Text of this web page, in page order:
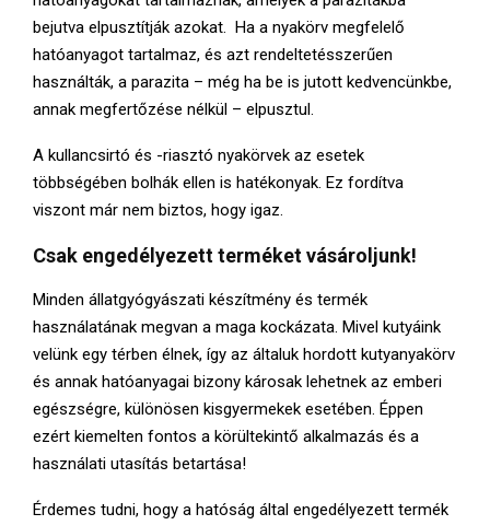
bejutva elpusztítják azokat. Ha a nyakörv megfelelő
hatóanyagot tartalmaz, és azt rendeltetésszerűen
használták, a parazita – még ha be is jutott kedvencünkbe,
annak megfertőzése nélkül – elpusztul.
A kullancsirtó és -riasztó nyakörvek az esetek
többségében bolhák ellen is hatékonyak. Ez fordítva
viszont már nem biztos, hogy igaz.
Csak engedélyezett terméket vásároljunk!
Minden állatgyógyászati készítmény és termék
használatának megvan a maga kockázata. Mivel kutyáink
velünk egy térben élnek, így az általuk hordott kutyanyakörv
és annak hatóanyagai bizony károsak lehetnek az emberi
egészségre, különösen kisgyermekek esetében. Éppen
ezért kiemelten fontos a körültekintő alkalmazás és a
használati utasítás betartása!
Érdemes tudni, hogy a hatóság által engedélyezett termék